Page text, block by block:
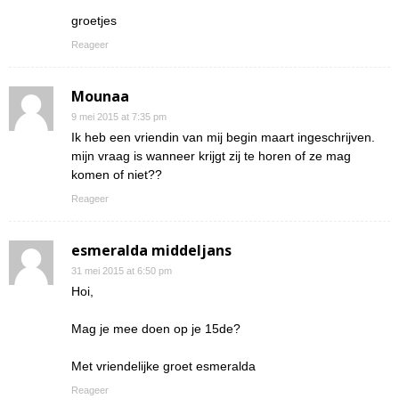
groetjes
Reageer
Mounaa
9 mei 2015 at 7:35 pm
Ik heb een vriendin van mij begin maart ingeschrijven.
mijn vraag is wanneer krijgt zij te horen of ze mag
komen of niet??
Reageer
esmeralda middeljans
31 mei 2015 at 6:50 pm
Hoi,
Mag je mee doen op je 15de?
Met vriendelijke groet esmeralda
Reageer